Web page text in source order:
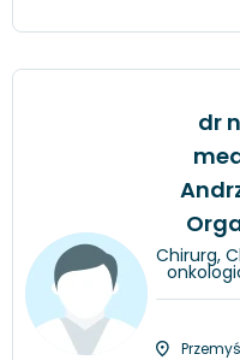
dr
Chirurg,